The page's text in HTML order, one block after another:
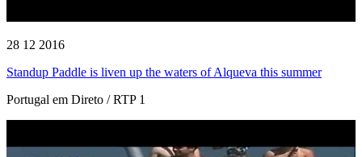
28 12 2016
Standup Paddle is liven up the waters of Alqueva this summer
Portugal em Direto / RTP 1